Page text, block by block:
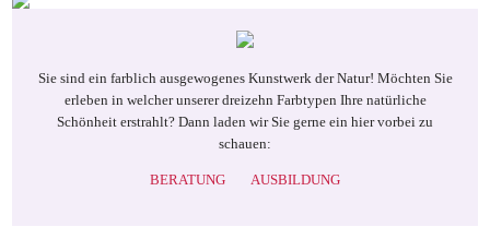
Sie sind ein farblich ausgewogenes Kunstwerk der Natur! Möchten Sie
erleben in welcher unserer dreizehn Farbtypen Ihre natürliche
Schönheit erstrahlt? Dann laden wir Sie gerne ein hier vorbei zu
schauen:
BERATUNG AUSBILDUNG